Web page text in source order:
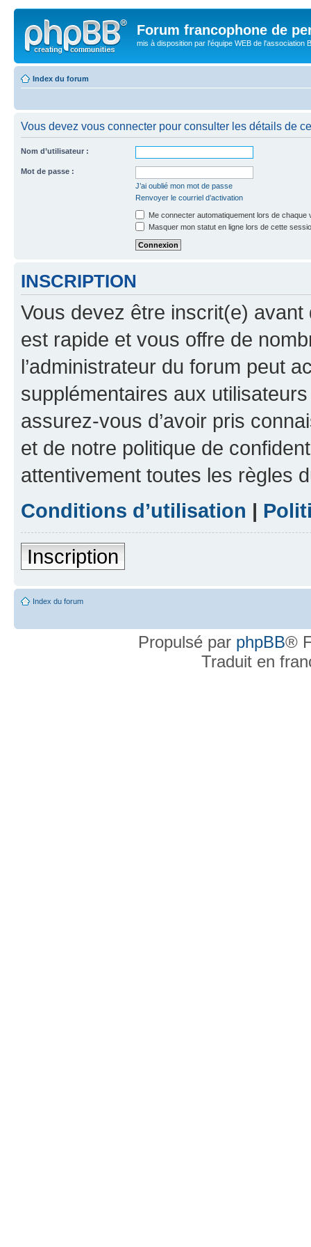
Forum francophone de
mis à disposition par l'équipe WEB de l'association
Index du forum
Vous devez vous connecter pour consulter les détails de
Nom d’utilisateur :
Mot de passe :
J’ai oublié mon mot de passe
Renvoyer le courriel d’activation
Me connecter automatiquement lors de chaque
Masquer mon statut en ligne lors de cette
INSCRIPTION
Vous devez être inscrit(e) avant
est rapide et vous offre de
l’administrateur du forum peut
supplémentaires aux
assurez-vous d’avoir pris
et de notre politique de
attentivement toutes les règles
Conditions d’utilisation |
Inscription
Index du forum
Propulsé par phpBB®
Traduit en